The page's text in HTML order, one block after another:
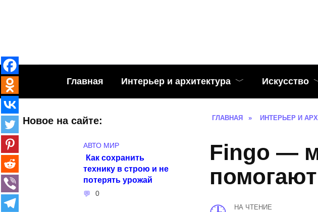
Главная Интерьер и архитектура Искусство
ГЛАВНАЯ » ИНТЕРЬЕР И
Fingo —
НА ЧТЕНИЕ
Новое на сайте:
АВТО МИР
Как сохранить
технику в строю и не
потерять урожай
0